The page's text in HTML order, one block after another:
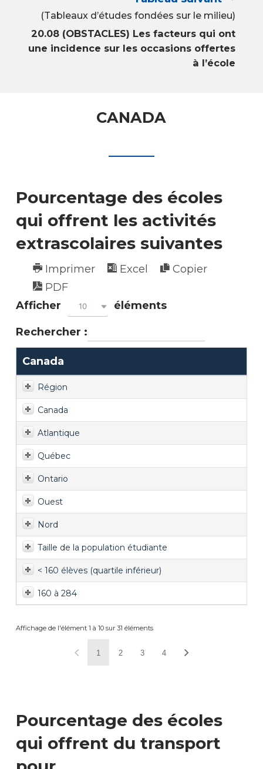
(Tableaux d’études fondées sur le milieu)
20.08 (OBSTACLES) Les facteurs qui ont
une incidence sur les occasions offertes
à l’école
CANADA
Pourcentage des écoles
qui offrent les activités
extrascolaires suivantes
Imprimer Excel
Copier
PDF
Afficher
10 éléments
Rechercher :
Canada
Région
Canada
Atlantique
Québec
Ontario
Ouest
Nord
Taille de la population étudiante
< 160 élèves (quartile inférieur)
160 à 284
Affichage de l'élément 1 à 10 sur 31 éléments
1 2 3 4
Pourcentage des écoles
qui offrent du transport